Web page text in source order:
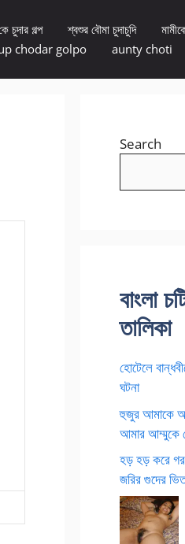
চুদার গল্প শ্বশুর বৌমা চুদাচুদি
chodar golpo aunty choti
Search
বাংলা
তালিকা
হোটেলে
ঘটনা
হুজুর আমাকে
আমার আম্মুকে
হড় হড় করে
জরির গুদের